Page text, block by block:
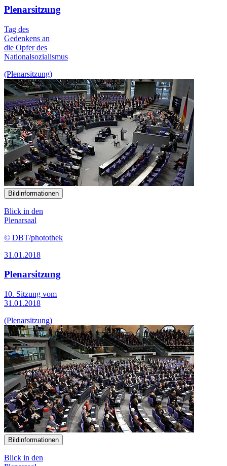
Plenarsitzung
Tag des
Gedenkens an
die Opfer des
Nationalsozialismus
(Plenarsitzung)
Bildinformationen
Blick in den
Plenarsaal
© DBT/photothek
31.01.2018
Plenarsitzung
10. Sitzung vom
31.01.2018
(Plenarsitzung)
Bildinformationen
Blick in den